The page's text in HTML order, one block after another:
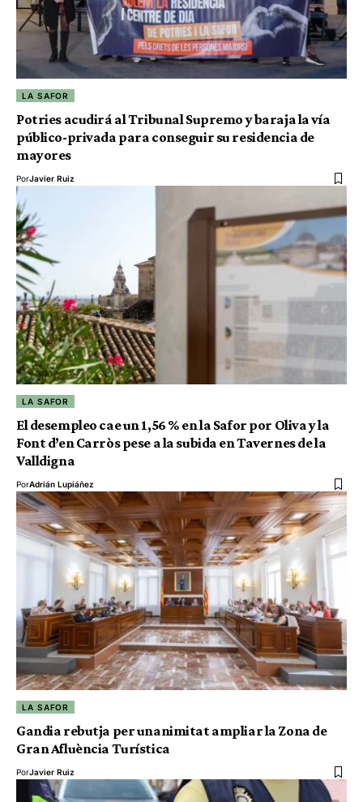
LA SAFOR
Potries acudirá al Tribunal Supremo y baraja la vía
público-privada para conseguir su residencia de
mayores
PorJavier Ruiz
LA SAFOR
El desempleo cae un 1,56 % en la Safor por Oliva y la
Font d’en Carròs pese a la subida en Tavernes de la
Valldigna
PorAdrián Lupiáñez
LA SAFOR
Gandia rebutja per unanimitat ampliar la Zona de
Gran Afluència Turística
PorJavier Ruiz